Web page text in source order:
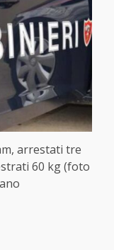
arrestati tre
60 kg (foto